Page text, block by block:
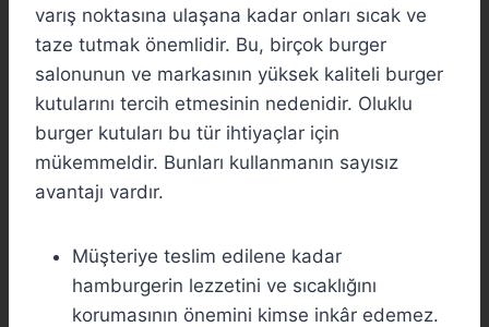
varış noktasına ulaşana kadar onları sıcak ve
taze tutmak önemlidir. Bu, birçok burger
salonunun ve markasının yüksek kaliteli burger
kutularını tercih etmesinin nedenidir. Oluklu
burger kutuları bu tür ihtiyaçlar için
mükemmeldir. Bunları kullanmanın sayısız
avantajı vardır.
Müşteriye teslim edilene kadar
hamburgerin lezzetini ve sıcaklığını
korumasının önemini kimse inkâr edemez.